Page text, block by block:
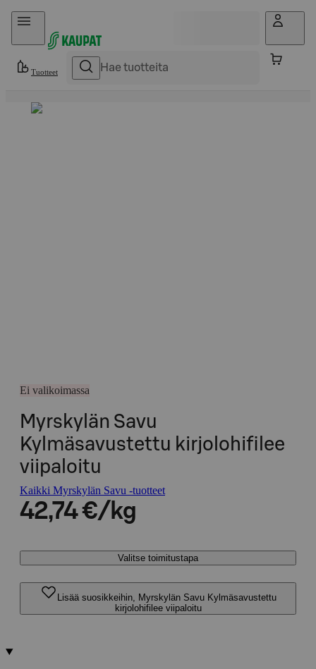
Hyppää sisältöön
Tuotteet
Ei valikoimassa
Myrskylän Savu
Kylmäsavustettu kirjolohifilee
viipaloitu
Kaikki Myrskylän Savu -tuotteet
42,74 €/kg
Valitse toimitustapa
Lisää suosikkeihin, Myrskylän Savu Kylmäsavustettu
kirjolohifilee viipaloitu